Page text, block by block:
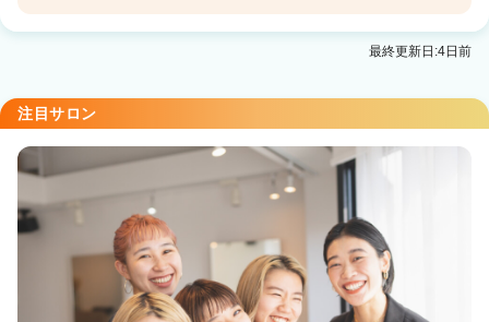
Agu hair anone仙台卸町
最終更新日:4日前
注目サロン